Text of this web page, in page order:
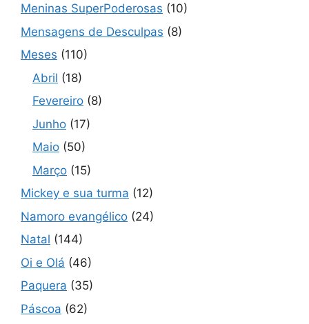
Meninas SuperPoderosas (10)
Mensagens de Desculpas (8)
Meses (110)
Abril (18)
Fevereiro (8)
Junho (17)
Maio (50)
Março (15)
Mickey e sua turma (12)
Namoro evangélico (24)
Natal (144)
Oi e Olá (46)
Paquera (35)
Páscoa (62)